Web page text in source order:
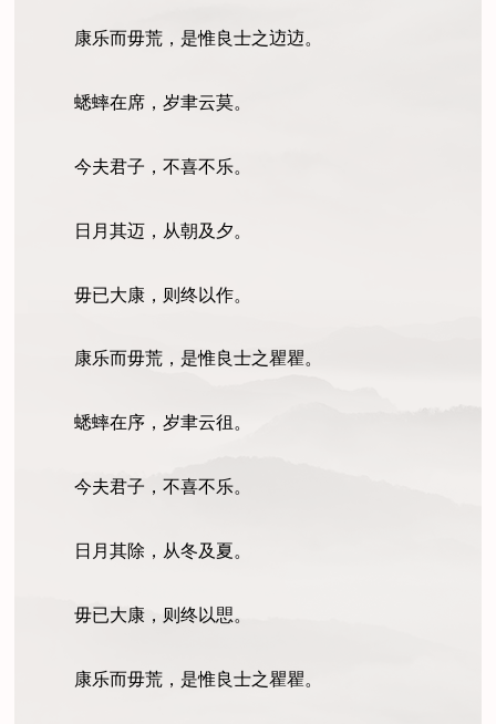
康乐而毋荒，是惟良士之䢍䢍。
蟋蟀在席，岁聿云莫。
今夫君子，不喜不乐。
日月其迈，从朝及夕。
毋已大康，则终以作。
康乐而毋荒，是惟良士之瞿瞿。
蟋蟀在序，岁聿云徂。
今夫君子，不喜不乐。
日月其除，从冬及夏。
毋已大康，则终以愳。
康乐而毋荒，是惟良士之瞿瞿。